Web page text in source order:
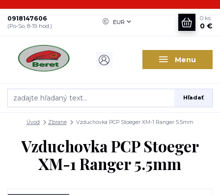
Menu
EUR
Hľadať
0918147606
(Po-So, 8-19 hod.)
0 ks
0 €
Úvod Zbrane Vzduchovka PCP Stoeger XM-1 Ranger 5.5mm
Vzduchovka PCP Stoeger
XM-1 Ranger 5.5mm